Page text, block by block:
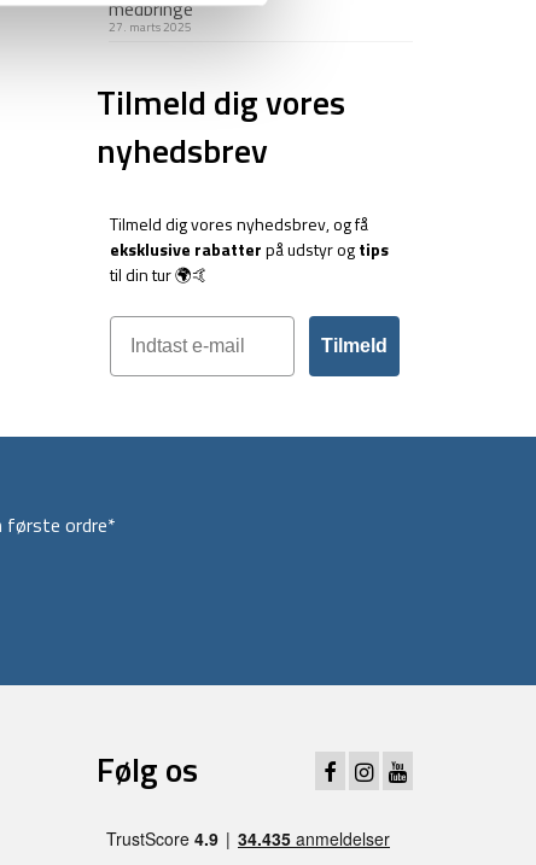
medbringe
27. marts 2025
Tilmeld dig vores
nyhedsbrev
Tilmeld dig vores nyhedsbrev, og få
eksklusive rabatterpå udstyr ogtips
til din tur 🌍🤙
Tilmeld
første ordre*
Følg os